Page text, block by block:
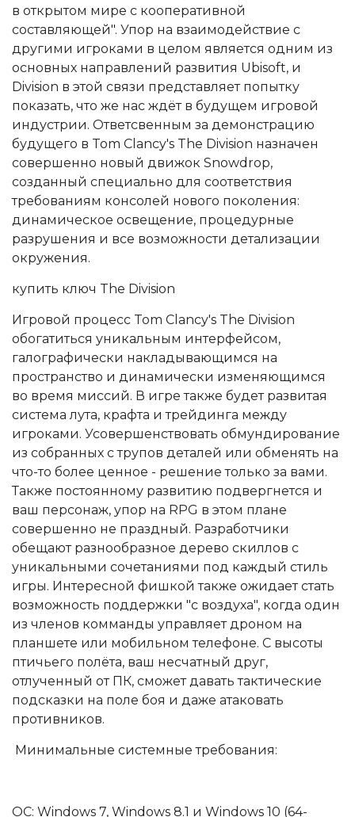
в открытом мире с кооперативной
составляющей". Упор на взаимодействие с
другими игроками в целом является одним из
основных направлений развития Ubisoft, и
Division в этой связи представляет попытку
показать, что же нас ждёт в будущем игровой
индустрии. Ответсвенным за демонстрацию
будущего в Tom Clancy's The Division назначен
совершенно новый движок Snowdrop,
созданный специально для соответствия
требованиям консолей нового поколения:
динамическое освещение, процедурные
разрушения и все возможности детализации
окружения.
купить ключ The Division
Игровой процесс Tom Clancy's The Division
обогатиться уникальным интерфейсом,
галографически накладывающимся на
пространство и динамически изменяющимся
во время миссий. В игре также будет развитая
система лута, крафта и трейдинга между
игроками. Усовершенствовать обмундирование
из собранных с трупов деталей или обменять на
что-то более ценное - решение только за вами.
Также постоянному развитию подвергнется и
ваш персонаж, упор на RPG в этом плане
совершенно не праздный. Разработчики
обещают разнообразное дерево скиллов с
уникальными сочетаниями под каждый стиль
игры. Интересной фишкой также ожидает стать
возможность поддержки "с воздуха", когда один
из членов комманды управляет дроном на
планшете или мобильном телефоне. С высоты
птичьего полёта, ваш несчатный друг,
отлученный от ПК, сможет давать тактические
подсказки на поле боя и даже атаковать
противников.
Минимальные системные требования:
ОС: Windows 7, Windows 8.1 и Windows 10 (64-